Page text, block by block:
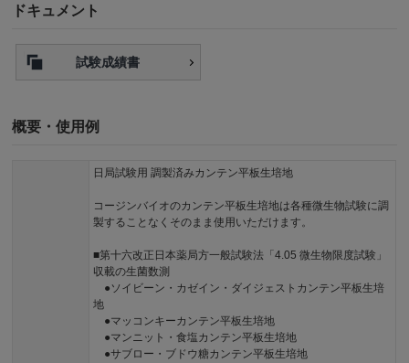
ドキュメント
試験成績書
概要・使用例
日局試験用 調製済みカンテン平板生培地
コージンバイオのカンテン平板生培地は各種微生物試験に調
製することなくそのまま使用いただけます。
■第十六改正日本薬局方一般試験法「4.05 微生物限度試験」
収載の生菌数測
●ソイビーン・カゼイン・ダイジェストカンテン平板生培
地
●マッコンキーカンテン平板生培地
●マンニット・食塩カンテン平板生培地
●サブロー・ブドウ糖カンテン平板生培地